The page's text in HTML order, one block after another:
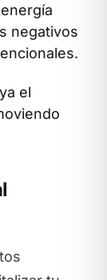
negativos
el